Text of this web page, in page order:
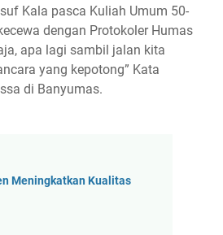
Kala pasca Kuliah Umum 50-
dengan Protokoler Humas
apa lagi sambil jalan kita
yang kepotong” Kata
di Banyumas.
Meningkatkan Kualitas